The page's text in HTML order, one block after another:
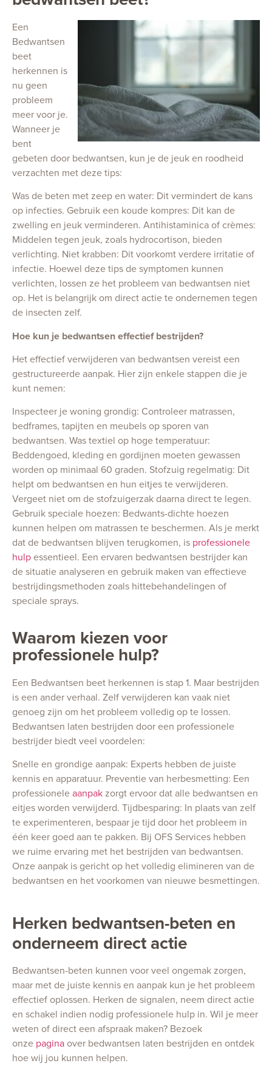
Een
Bedwantsen
beet
herkennen is
nu geen
probleem
meer voor je.
Wanneer je
bent
gebeten door bedwantsen, kun je de jeuk en roodheid
verzachten met deze tips:
Was de beten met zeep en water: Dit vermindert de kans
op infecties. Gebruik een koude kompres: Dit kan de
zwelling en jeuk verminderen. Antihistaminica of crèmes:
Middelen tegen jeuk, zoals hydrocortison, bieden
verlichting. Niet krabben: Dit voorkomt verdere irritatie of
infectie. Hoewel deze tips de symptomen kunnen
verlichten, lossen ze het probleem van bedwantsen niet
op. Het is belangrijk om direct actie te ondernemen tegen
de insecten zelf.
Hoe kun je bedwantsen effectief bestrijden?
Het effectief verwijderen van bedwantsen vereist een
gestructureerde aanpak. Hier zijn enkele stappen die je
kunt nemen:
Inspecteer je woning grondig: Controleer matrassen,
bedframes, tapijten en meubels op sporen van
bedwantsen. Was textiel op hoge temperatuur:
Beddengoed, kleding en gordijnen moeten gewassen
worden op minimaal 60 graden. Stofzuig regelmatig: Dit
helpt om bedwantsen en hun eitjes te verwijderen.
Vergeet niet om de stofzuigerzak daarna direct te legen.
Gebruik speciale hoezen: Bedwants-dichte hoezen
kunnen helpen om matrassen te beschermen. Als je merkt
dat de bedwantsen blijven terugkomen, is professionele
hulp essentieel. Een ervaren bedwantsen bestrijder kan
de situatie analyseren en gebruik maken van effectieve
bestrijdingsmethoden zoals hittebehandelingen of
speciale sprays.
Waarom kiezen voor
professionele hulp?
Een Bedwantsen beet herkennen is stap 1. Maar bestrijden
is een ander verhaal. Zelf verwijderen kan vaak niet
genoeg zijn om het probleem volledig op te lossen.
Bedwantsen laten bestrijden door een professionele
bestrijder biedt veel voordelen:
Snelle en grondige aanpak: Experts hebben de juiste
kennis en apparatuur. Preventie van herbesmetting: Een
professionele aanpak zorgt ervoor dat alle bedwantsen en
eitjes worden verwijderd. Tijdbesparing: In plaats van zelf
te experimenteren, bespaar je tijd door het probleem in
één keer goed aan te pakken. Bij OFS Services hebben
we ruime ervaring met het bestrijden van bedwantsen.
Onze aanpak is gericht op het volledig elimineren van de
bedwantsen en het voorkomen van nieuwe besmettingen.
Herken bedwantsen-beten en
onderneem direct actie
Bedwantsen-beten kunnen voor veel ongemak zorgen,
maar met de juiste kennis en aanpak kun je het probleem
effectief oplossen. Herken de signalen, neem direct actie
en schakel indien nodig professionele hulp in. Wil je meer
weten of direct een afspraak maken? Bezoek
onze pagina over bedwantsen laten bestrijden en ontdek
hoe wij jou kunnen helpen.